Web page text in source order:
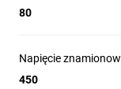
80
Napięcie
450